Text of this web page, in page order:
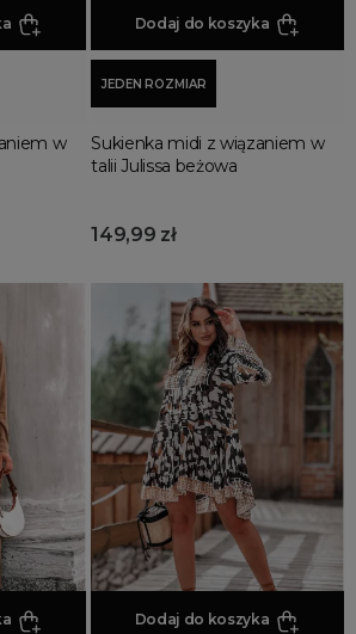
w
Dodaj do koszyka
JEDEN ROZMIAR
Sukienka midi z wiązaniem w
talii Julissa beżowa
149,99 zł
Dodaj do koszyka